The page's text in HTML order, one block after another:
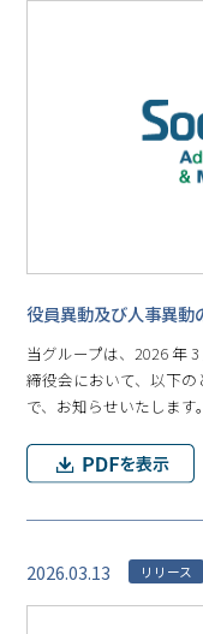
役員異動及び人事異動
当グループは、2026 年
締役会において、以下
で、お知らせいたします。
2026.03.13 リリース